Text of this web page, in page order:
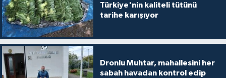
Türkiye'nin kaliteli tütünü
tarihe karışıyor
Dronlu Muhtar, mahallesini her
sabah havadan kontrol edip